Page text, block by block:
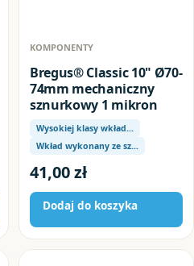
KOMPONENTY
Bregus® Classic 10" Ø70-
74mm mechaniczny
sznurkowy 1 mikron
Wysokiej klasy wkład…
Wkład wykonany ze sz…
41,00zł
Dodaj do koszyka